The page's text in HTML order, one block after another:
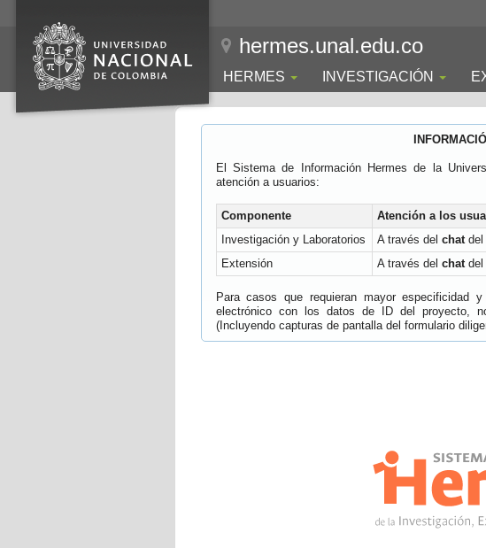
hermes.unal.edu.co
HERMES INVESTIGACIÓN
El Sistema de Información Hermes de la
atención a usuarios:
Componente Atención a los
Investigación y Laboratorios
A través del chatdel
Extensión
A través del chatdel
Para casos que requieran mayor especificidad
electrónico con los datos de ID del proyecto,
(Incluyendo capturas de pantalla del formulario